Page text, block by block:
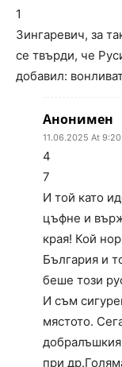
1
Зингаревич, за
се твърди, че
добавил:
Анонимен
11.06.2025 At 9:20
4
7
И той като
цъфне и
края! Кой
България и
беше този
И съм
мястото.
при